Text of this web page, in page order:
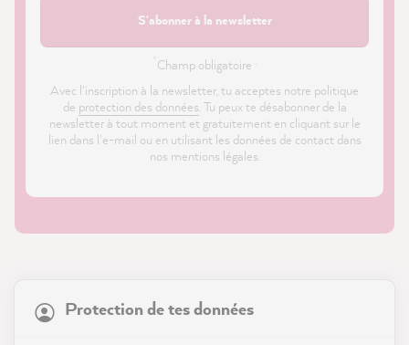
S'abonner à la newsletter
Champ obligatoire ·
Avec l'inscription à la newsletter, tu acceptes notre politique
de protection des données. Tu peux te désabonner de la
newsletter à tout moment et gratuitement en cliquant sur le
lien dans l'e-mail ou en utilisant les données de contact dans
nos mentions légales.
BoutiqueProtection de tes données